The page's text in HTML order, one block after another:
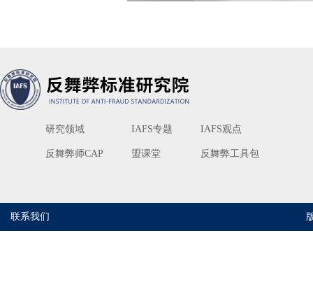
研究领域
反舞弊师CAP
IAFS专题
盟课堂
IAFS观点
反舞弊工具包
联系我们